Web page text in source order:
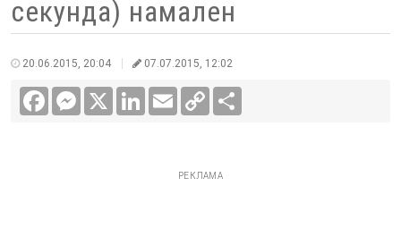
секунда) намален
20.06.2015, 20:04 07.07.2015, 12:02
FacebookMessenger LinkedInEmail
Copy
Link
РЕКЛАМА